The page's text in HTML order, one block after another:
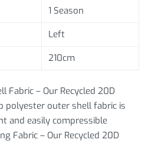
1 Season
Left
210cm
Fabric – Our Recycled 20D
polyester outer shell fabric is
and easily compressible
Fabric – Our Recycled 20D